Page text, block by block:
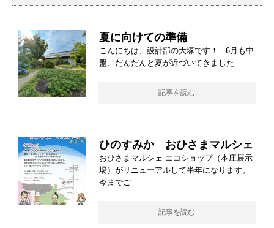
夏に向けての準備
こんにちは、設計部の大塚です！ 6月も中
盤、だんだんと夏が近づいてきました
記事を読む
ひのすみか おひさまマルシェ
おひさまマルシェ エコショップ（本庄展示
場）がリニューアルして半年になります。
今までご
記事を読む